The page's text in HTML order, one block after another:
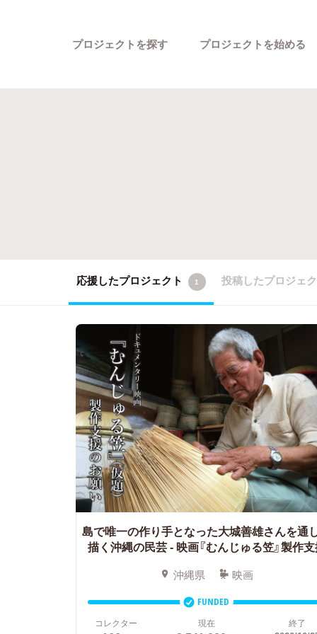
プロジェクトを探す プロジェクトを始める
応援したプロジェクト 1 投稿したプロジェ
島で唯一の作り手となった大城善雄さんを通
描く沖縄の民芸- 映画『むんじゅる笠』製作
沖縄県 映画
FUNDED
コレクター
現在 終了